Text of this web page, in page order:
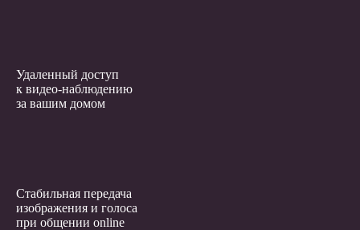
Удаленный доступ
к видео-наблюдению
за вашим домом
Стабильная передача
изображения и голоса
при общении online